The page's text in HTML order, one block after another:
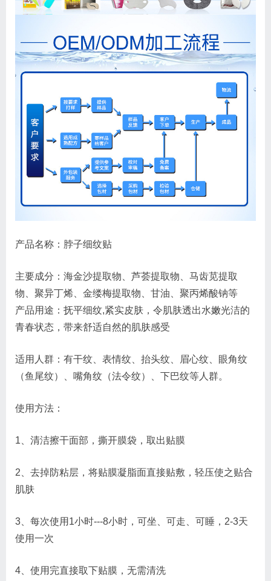
产品名称：脖子细纹贴
主要成分：海金沙提取物、芦荟提取物、马齿苋提取
物、聚异丁烯、金缕梅提取物、甘油、聚丙烯酸钠等
产品用途：抚平细纹,紧实皮肤，令肌肤透出水嫩光洁的
青春状态，带来舒适自然的肌肤感受
适用人群：有干纹、表情纹、抬头纹、眉心纹、眼角纹
（鱼尾纹）、嘴角纹（法令纹）、下巴纹等人群。
使用方法：
1、清洁擦干面部，撕开膜袋，取出贴膜
2、去掉防粘层，将贴膜凝脂面直接贴敷，轻压使之贴合
肌肤
3、每次使用1小时---8小时，可坐、可走、可睡，2-3天
使用一次
4、使用完直接取下贴膜，无需清洗